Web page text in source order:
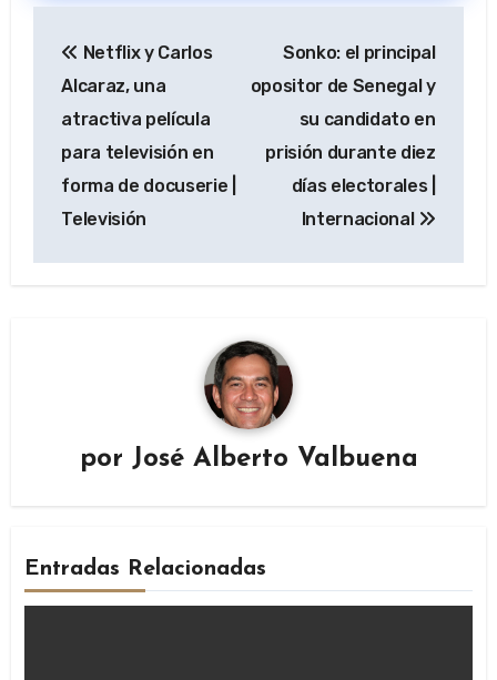
de
entradas
Netflix y Carlos
Alcaraz, una
atractiva película
para televisión en
forma de docuserie |
Televisión
Sonko: el principal
opositor de Senegal y
su candidato en
prisión durante diez
días electorales |
Internacional
por José Alberto Valbuena
Entradas Relacionadas